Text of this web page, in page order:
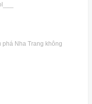
phá Nha Trang không